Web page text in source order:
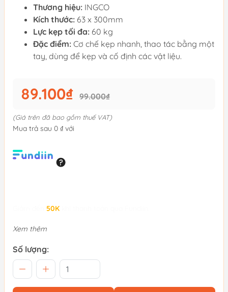
Thương hiệu: INGCO
Kích thước: 63 x 300mm
Lực kẹp tối đa: 60 kg
Đặc điểm: Cơ chế kẹp nhanh, thao tác bằng một
tay, dùng để kẹp và cố định các vật liệu.
89.100₫ 99.000₫
(Giá trên đã bao gồm thuế VAT)
Mua trả sau 0 ₫ với
50K
Xem thêm
Số lượng: